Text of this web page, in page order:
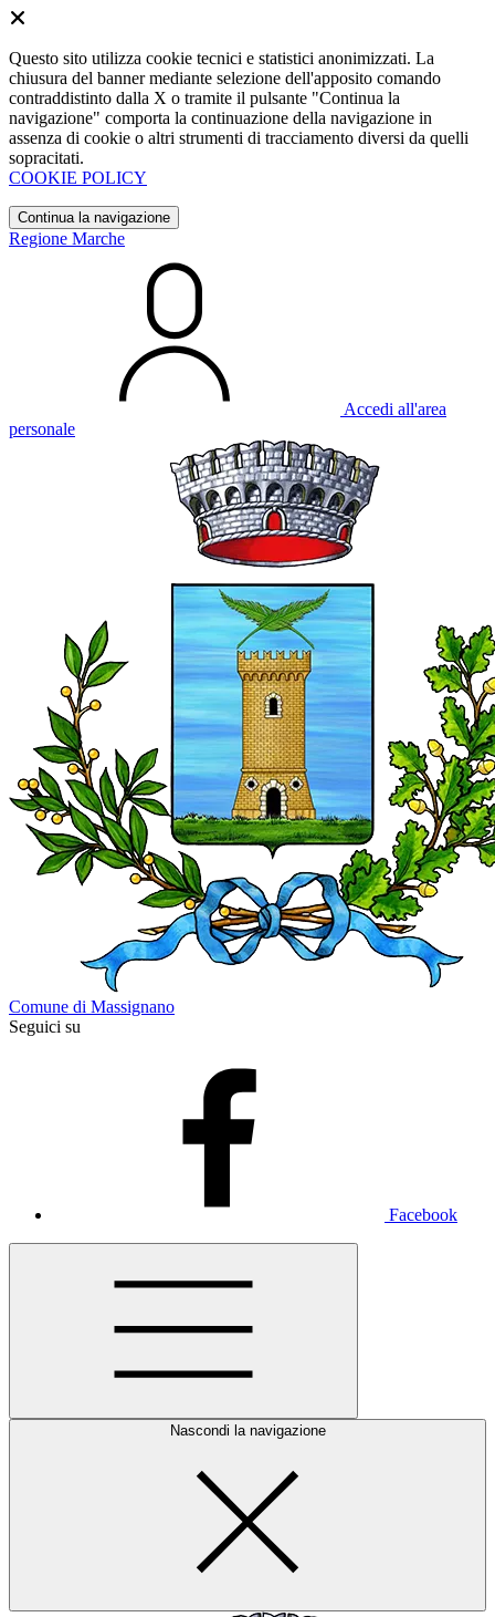
Questo sito utilizza cookie tecnici e statistici anonimizzati. La
chiusura del banner mediante selezione dell'apposito comando
contraddistinto dalla X o tramite il pulsante "Continua la
navigazione" comporta la continuazione della navigazione in
assenza di cookie o altri strumenti di tracciamento diversi da quelli
sopracitati.
COOKIE POLICY
Continua la navigazione
Regione Marche
Accedi all'area
personale
Comune di Massignano
Seguici su
Facebook
Nascondi la navigazione